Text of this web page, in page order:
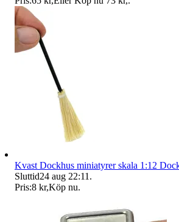
Kvast Dockhus miniatyrer skala 1:12
Sluttid24 aug 22:11 .
Pris:8 kr,Köp nu.